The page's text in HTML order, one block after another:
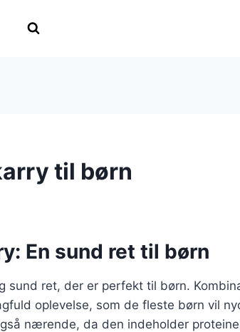
til børn
En sund ret til børn
ret, der er perfekt til børn.
oplevelse, som de fleste børn vil
nærende, da den indeholder